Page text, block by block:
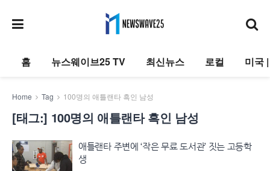
홈 뉴스웨이브25 TV 최신뉴스 로컬 미국
Home Tag 100명의 애틀랜타 흑인 남성
[태그:] 100명의 애틀랜타 흑인 남성
애틀랜타 주변에 ‘작은 무료 도서관’ 짓는 고등학
생